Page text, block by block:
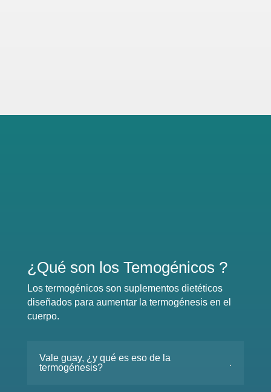
¿Qué son los Temogénicos ?
Los termogénicos son suplementos dietéticos
diseñados para aumentar la termogénesis en el
cuerpo.
Vale guay, ¿y qué es eso de la
termogénesis?